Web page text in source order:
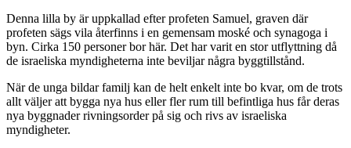
Denna lilla by är uppkallad efter profeten Samuel, graven där
profeten sägs vila återfinns i en gemensam moské och synagoga i
byn. Cirka 150 personer bor här. Det har varit en stor utflyttning då
de israeliska myndigheterna inte beviljar några byggtillstånd.
När de unga bildar familj kan de helt enkelt inte bo kvar, om de trots
allt väljer att bygga nya hus eller fler rum till befintliga hus får deras
nya byggnader rivningsorder på sig och rivs av israeliska
myndigheter.